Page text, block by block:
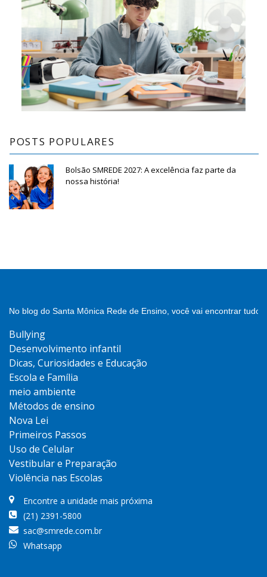
POSTS POPULARES
Bolsão SMREDE 2027: A excelência faz parte da
nossa história!
No blog do Santa Mônica Rede de Ensino, você vai encontrar
Bullying
Desenvolvimento infantil
Dicas, Curiosidades e Educação
Escola e Família
meio ambiente
Métodos de ensino
Nova Lei
Primeiros Passos
Uso de Celular
Vestibular e Preparação
Violência nas Escolas
Encontre a unidade mais próxima
(21) 2391-5800
sac@smrede.com.br
Whatsapp